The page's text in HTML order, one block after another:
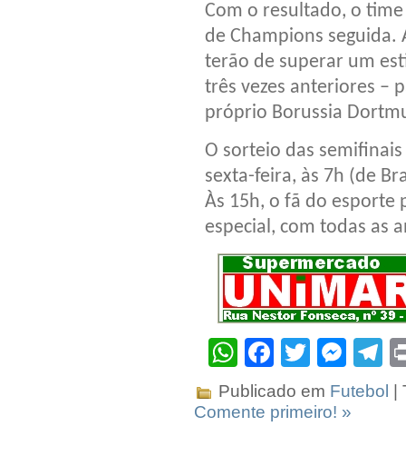
Com o resultado, o
de Champions seguida.
terão de superar um
três vezes anteriores –
próprio Borussia
O sorteio das
sexta-feira, às 7h (de
Às 15h, o fã do esporte
especial, com todas as
WhatsApp
Facebook
Twitter
Publicado em Futebol
|
Comente primeiro! »